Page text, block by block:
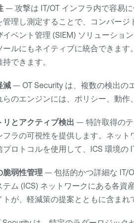
— 攻撃は IT/OT インフラ内で容易
理し測定することで、コンバージ
ベント管理 (SIEM) ソリューショ
ルにもネイティブに統合できます
できます。
減— OT Securityは、複数の検出の
のエンジンには、ポリシー、動作
とアクティブ検出 — 特許取得の
ラの可視性を提供します。ネット
ロトコルを使用して、ICS 環境の
脆弱性管理 — 包括的かつ詳細な IT/
ム (ICS) ネットワークにある各資
が、軽減策の提案とともに含まれ